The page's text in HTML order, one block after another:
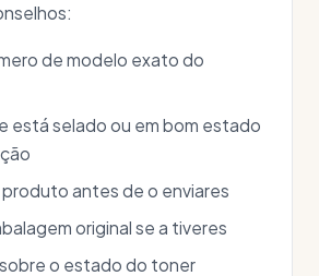
de modelo exato do
está selado ou em bom estado
antes de o enviares
original se a tiveres
o estado do toner